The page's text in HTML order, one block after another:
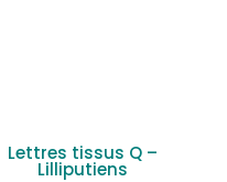
Lettres tissus Q –
Lilliputiens